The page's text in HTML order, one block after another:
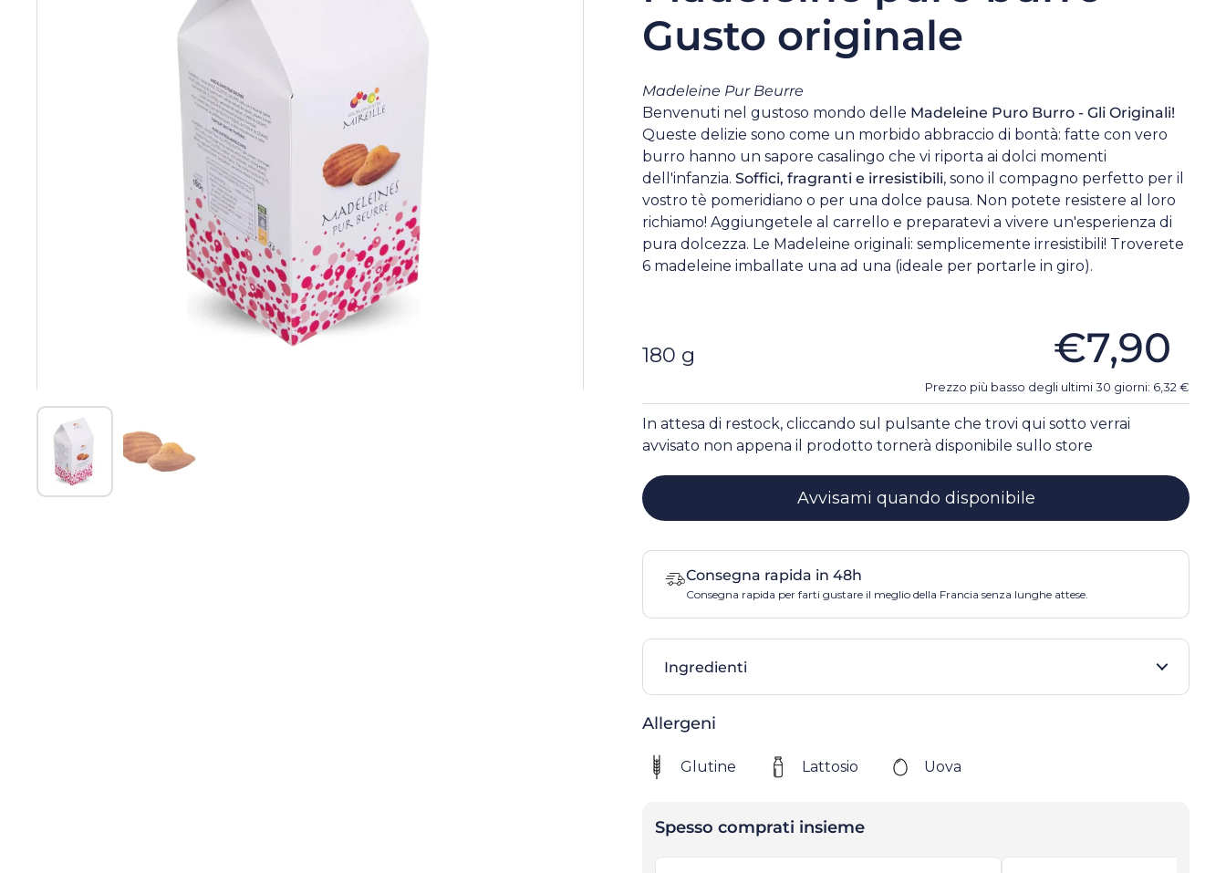
Mostra diapositiva 1
Gusto originale
Madeleine Pur Beurre
Benvenuti nel gustoso mondo delle Madeleine Puro Burro - Gli Originali!
Queste delizie sono come un morbido abbraccio di bontà: fatte con vero
burro hanno un sapore casalingo che vi riporta ai dolci momenti
dell'infanzia. Soffici, fragranti e irresistibili, sono il compagno perfetto per il
vostro tè pomeridiano o per una dolce pausa. Non potete resistere al loro
richiamo! Aggiungetele al carrello e preparatevi a vivere un'esperienza di
pura dolcezza. Le Madeleine originali: semplicemente irresistibili! Troverete
6 madeleine imballate una ad una (ideale per portarle in giro).
180 g €7,90
Prezzo più basso degli ultimi 30 giorni: 6,32 €
In attesa di restock, cliccando sul pulsante che trovi qui sotto verrai
avvisato non appena il prodotto tornerà disponibile sullo store
Avvisami quando disponibile
Consegna rapida in 48h
Consegna rapida per farti gustare il meglio della Francia senza lunghe attese.
Ingredienti
Allergeni
Glutine Lattosio Uova
Spesso comprati insieme